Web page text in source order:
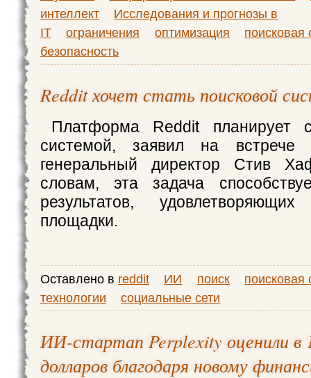
интеллект
Исследования и прогнозы в
IT
ограничения оптимизация
поисковая
безопасность
Reddit хочет стать поисковой
Платформа Reddit планирует
системой, заявил на встрече
генеральный директор Стив
словам, эта задача
результатов, удовлетворяющих
площадки.
Оставлено в reddit ИИ поиск
поисковая
технологии
социальные сети
ИИ-стартап Perplexity оценили в
долларов благодаря новому